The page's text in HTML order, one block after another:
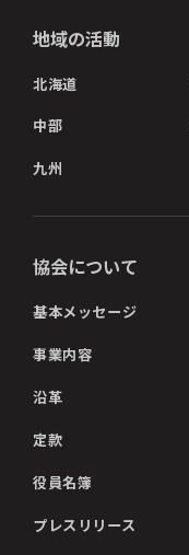
地域の活動
北海道
中部
九州
協会について
基本メッセージ
事業内容
沿革
定款
役員名簿
プレスリリース